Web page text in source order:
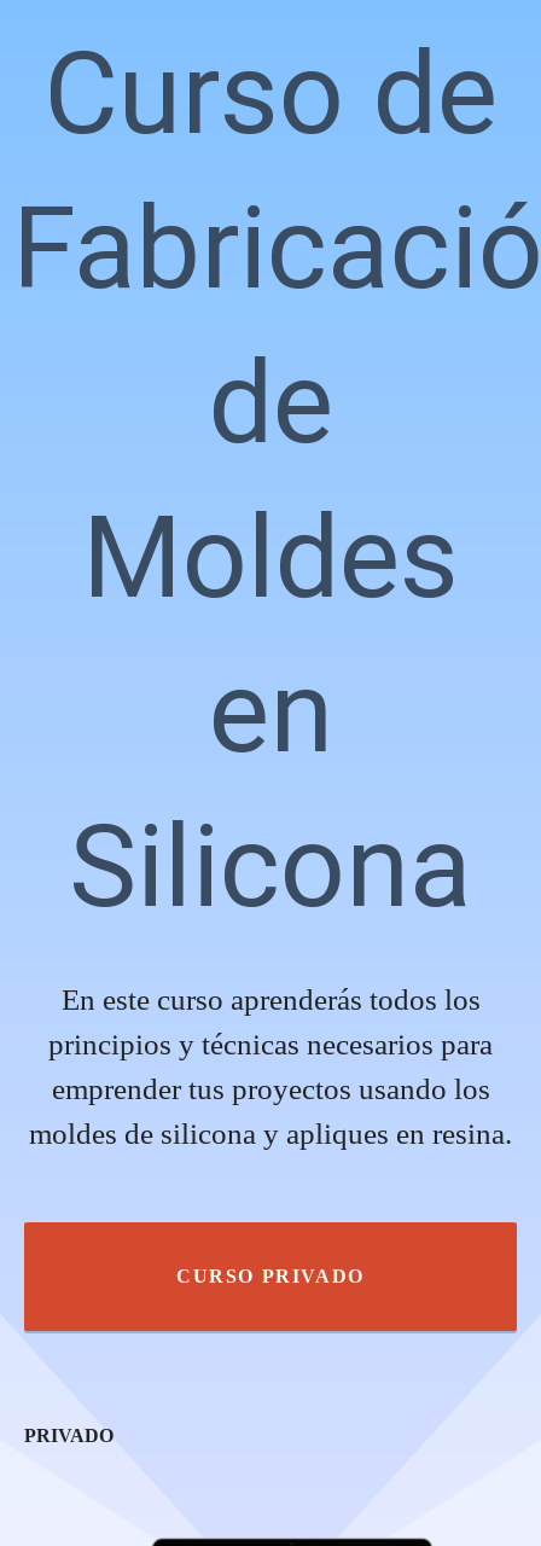
Curso de
de
Moldes
en
Silicona
En este curso aprenderás todos los
principios y técnicas necesarios para
emprender tus proyectos usando los
moldes de silicona y apliques en resina.
CURSO PRIVADO
PRIVADO